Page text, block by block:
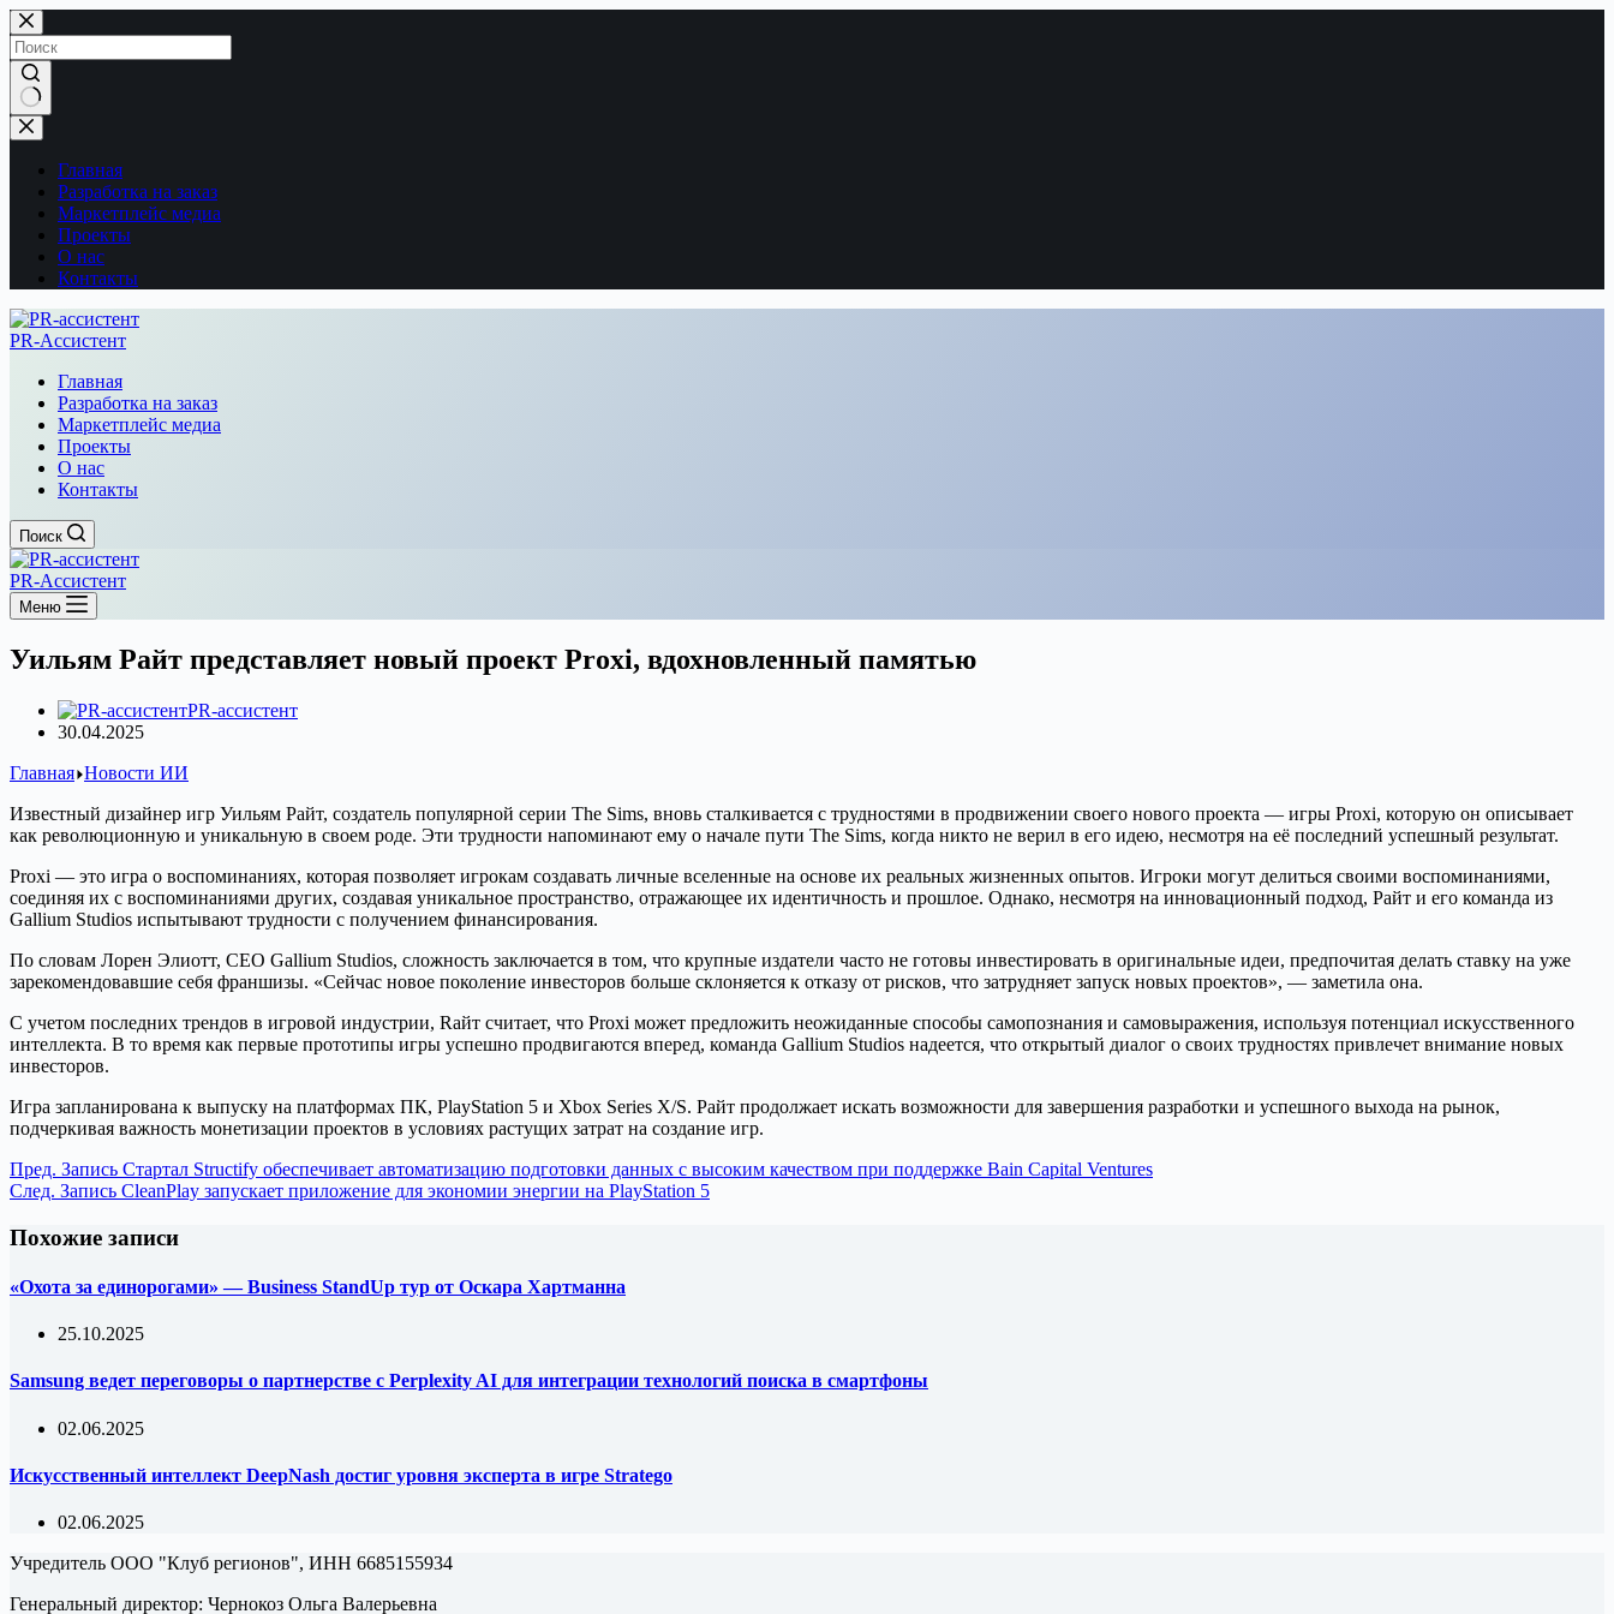
Перейти
к
сути
Ничего
не
найденоГлавная
Разработка на заказ
Маркетплейс медиа
Проекты
О нас
Контакты
PR-Ассистент
Главная
Разработка на заказ
Маркетплейс медиа
Проекты
О нас
Контакты
Поиск
PR-Ассистент
Меню
Уильям Райт представляет новый проект Proxi, вдохновленный памятью
PR-ассистент
30.04.2025
Главная Новости ИИ
Известный дизайнер игр Уильям Райт, создатель популярной серии The Sims, вновь сталкивается с трудностями в продвижении своего нового проекта — игры Proxi, которую он описывает
как революционную и уникальную в своем роде. Эти трудности напоминают ему о начале пути The Sims, когда никто не верил в его идею, несмотря на её последний успешный результат.
Proxi — это игра о воспоминаниях, которая позволяет игрокам создавать личные вселенные на основе их реальных жизненных опытов. Игроки могут делиться своими воспоминаниями,
соединяя их с воспоминаниями других, создавая уникальное пространство, отражающее их идентичность и прошлое. Однако, несмотря на инновационный подход, Райт и его команда из
Gallium Studios испытывают трудности с получением финансирования.
По словам Лорен Элиотт, CEO Gallium Studios, сложность заключается в том, что крупные издатели часто не готовы инвестировать в оригинальные идеи, предпочитая делать ставку на уже
зарекомендовавшие себя франшизы. «Сейчас новое поколение инвесторов больше склоняется к отказу от рисков, что затрудняет запуск новых проектов», — заметила она.
С учетом последних трендов в игровой индустрии, Rайт считает, что Proxi может предложить неожиданные способы самопознания и самовыражения, используя потенциал искусственного
интеллекта. В то время как первые прототипы игры успешно продвигаются вперед, команда Gallium Studios надеется, что открытый диалог о своих трудностях привлечет внимание новых
инвесторов.
Игра запланирована к выпуску на платформах ПК, PlayStation 5 и Xbox Series X/S. Райт продолжает искать возможности для завершения разработки и успешного выхода на рынок,
подчеркивая важность монетизации проектов в условиях растущих затрат на создание игр.
Пред. Запись Стартал Structify обеспечивает автоматизацию подготовки данных с высоким качеством при поддержке Bain Capital Ventures
След. Запись CleanPlay запускает приложение для экономии энергии на PlayStation 5
Похожие записи
«Охота за единорогами» — Business StandUp тур от Оскара Хартманна
25.10.2025
Samsung ведет переговоры о партнерстве с Perplexity AI для интеграции технологий поиска в смартфоны
02.06.2025
Искусственный интеллект DeepNash достиг уровня эксперта в игре Stratego
02.06.2025
Учредитель ООО "Клуб регионов", ИНН 6685155934
Генеральный директор: Чернокоз Ольга Валерьевна